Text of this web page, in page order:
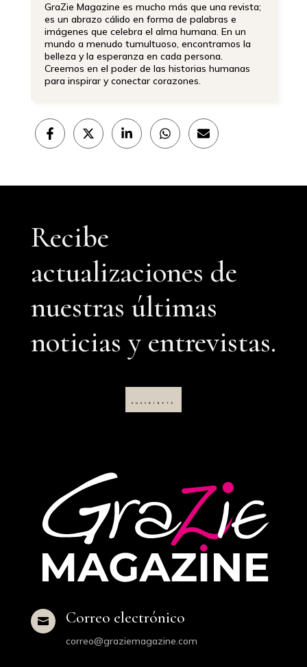
GraZie Magazine es mucho más que una revista;
es un abrazo cálido en forma de palabras e
imágenes que celebra el alma humana. En un
mundo a menudo tumultuoso, encontramos la
belleza y la esperanza en cada persona.
Creemos en el poder de las historias humanas
para inspirar y conectar corazones.
Compartir
en
Compartir
en
Compartir
en
Compartir
en
Compartir
en
Recibe
actualizaciones de
nuestras últimas
noticias y entrevistas.
SUSCRÍBETE
 Correo electrónico
correo@graziemagazine.com